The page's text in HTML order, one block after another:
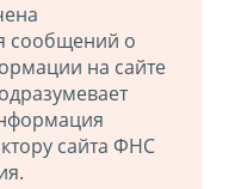
сообщений о
на сайте
сайта ФНС